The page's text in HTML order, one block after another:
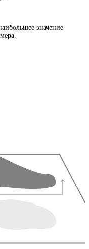
значение